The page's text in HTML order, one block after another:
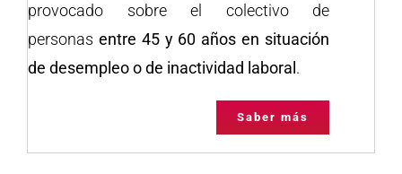
provocado sobre el colectivo de
personas entre 45 y 60 años en situación
de desempleo o de inactividad laboral .
Saber más